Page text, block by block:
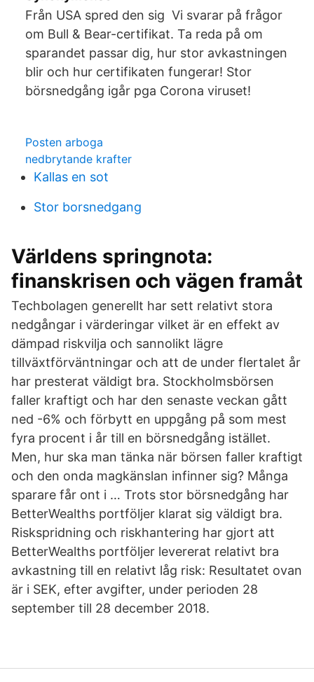
Från USA spred den sig Vi svarar på frågor
om Bull & Bear-certifikat. Ta reda på om
sparandet passar dig, hur stor avkastningen
blir och hur certifikaten fungerar! Stor
börsnedgång igår pga Corona viruset!
Posten arboga
nedbrytande krafter
Kallas en sot
Stor borsnedgang
Världens springnota:
finanskrisen och vägen framåt
Techbolagen generellt har sett relativt stora
nedgångar i värderingar vilket är en effekt av
dämpad riskvilja och sannolikt lägre
tillväxtförväntningar och att de under flertalet år
har presterat väldigt bra. Stockholmsbörsen
faller kraftigt och har den senaste veckan gått
ned -6% och förbytt en uppgång på som mest
fyra procent i år till en börsnedgång istället.
Men, hur ska man tänka när börsen faller kraftigt
och den onda magkänslan infinner sig? Många
sparare får ont i … Trots stor börsnedgång har
BetterWealths portföljer klarat sig väldigt bra.
Riskspridning och riskhantering har gjort att
BetterWealths portföljer levererat relativt bra
avkastning till en relativt låg risk: Resultatet ovan
är i SEK, efter avgifter, under perioden 28
september till 28 december 2018.